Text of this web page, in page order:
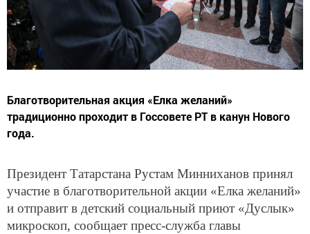
Благотворительная акция «Елка желаний»
традиционно проходит в Госсовете РТ в канун Нового
года.
Президент Татарстана Рустам Минниханов принял
участие в благотворительной акции «Елка желаний»
и отправит в детский социальный приют «Дуслык»
микроскоп, сообщает пресс-служба главы